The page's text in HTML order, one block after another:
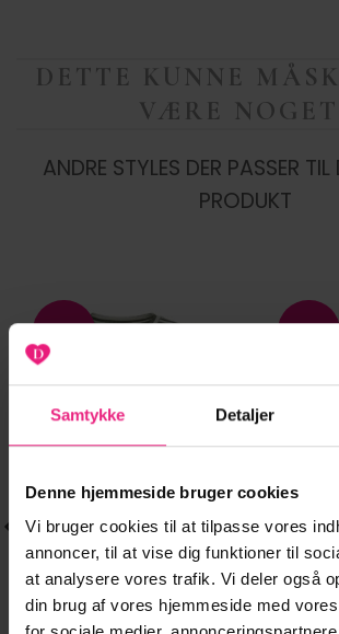
Samtykke Detaljer
Denne hjemmeside bruger cookies
Vi bruger cookies til at tilpasse vores
annoncer, til at vise dig funktioner til
at analysere vores trafik. Vi deler også
din brug af vores hjemmeside med
DETTE KUNNE
VÆRE
ANDRE STYLES DER PASSER
PRODUKT
ønskeliste